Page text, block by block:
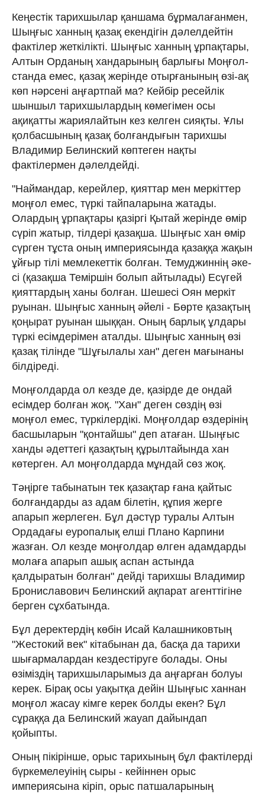
Кеңестік тарихшылар қаншама бұр­ма­лағанмен,
Шыңғыс ханның қазақ екен­­дігін дәлелдейтін
фактілер жеткілікті. Шың­ғыс ханның ұрпақтары,
Алтын Ор­даның хандарының барлығы Моң­ғол­
станда емес, қазақ жерінде отырғанының өзі-ақ
көп нәрсені аңғартпай ма? Кейбір ре­сейлік
шыншыл тарихшылардың кө­мегімен осы
ақиқатты жариялайтын кез келген сияқты. Ұлы
қолбасшының қазақ болғандығын тарихшы
Владимир Бе­линский көптеген нақты
фактілермен дәлелдейді.
"Наймандар, керейлер, қияттар мен мер­кіттер
моңғол емес, түркі тайпаларына жатады.
Олардың ұрпақтары қазіргі Қы­тай жерінде өмір
сүріп жатыр, тілдері қа­зақ­ша. Шыңғыс хан өмір
сүрген тұста оның империясында қазаққа жақын
ұй­ғыр тілі мемлекеттік болған. Темуджиннің әке­
сі (қазақша Теміршін болып айты­лады) Есүгей
қияттардың ханы болған. Шешесі Оян меркіт
руынан. Шыңғыс хан­ның әйелі - Бөрте қазақтың
қоңырат руынан шыққан. Оның барлық ұлдары
түркі есімдерімен аталды. Шыңғыс хан­ның өзі
қазақ тілінде "Шұғылалы хан" де­ген мағынаны
білдіреді.
Моңғолдарда ол кезде де, қазірде де ондай
есімдер бол­ған жоқ. "Хан" деген сөздің өзі
моңғол емес, түркілердікі. Моңғолдар өздерінің
бас­шы­ларын "қонтайшы" деп атаған. Шың­ғыс
ханды әдеттегі қазақтың құрыл­тайын­да хан
көтерген. Ал моңғолдарда мұндай сөз жоқ.
Тәңірге табынатын тек қа­зақтар ғана қайтыс
болғандарды аз адам білетін, құпия жерге
апарып жер­леген. Бұл дәстүр туралы Алтын
Ордадағы еуропалық елші Плано Карпини
жазған. Ол кезде моңғолдар өлген адамдарды
молаға апарып ашық аспан астында
қалдыратын болған" дейді тарихшы Владимир
Брониславович Белинский ақпарат агенттігіне
берген сұхбатында.
Бұл деректердің көбін Исай Калаш­ни­ковтың
"Жестокий век" кітабынан да, бас­қа да тарихи
шығармалардан кезде­с­тіруге болады. Оны
өзіміздің тарих­шы­ларымыз да аңғарған болуы
керек. Бірақ осы уақытқа дейін Шыңғыс ханнан
моң­ғол жасау кімге керек болды екен? Бұл
сұраққа да Белинский жауап дайындап
қойыпты.
Оның пікірінше, орыс тари­хы­ның бұл фактілерді
бүркемелеуінің сыры - кейіннен орыс
империясына кіріп, орыс патшаларының